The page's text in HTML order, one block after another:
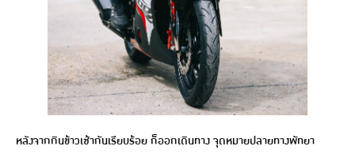
หลังจากกินข้าวเช้ากันเรียบร้อย ก็ออกเดินทาง จุดหมายปลายทางพัทยา